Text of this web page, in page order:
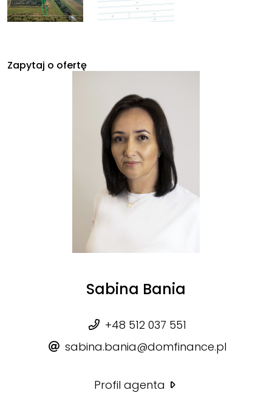
Zapytaj o ofertę
Sabina Bania
+48 512 037 551
sabina.bania@domfinance.pl
Profil agenta